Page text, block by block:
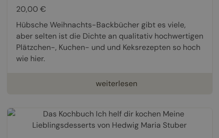
20,00 €
Hübsche Weihnachts-Backbücher gibt es viele,
aber selten ist die Dichte an qualitativ hochwertigen
Plätzchen-, Kuchen- und und Keksrezepten so hoch
wie hier.
weiterlesen